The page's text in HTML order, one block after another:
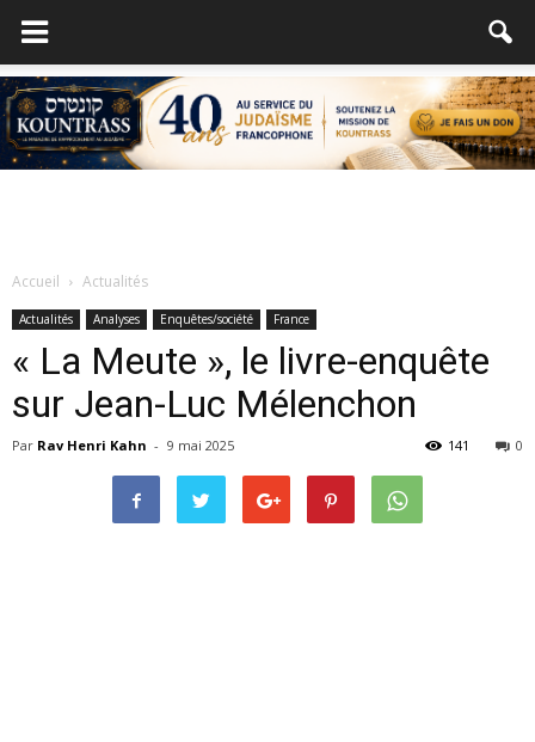
Accueil Actualités
Actualités Analyses Enquêtes/société France
« La Meute », le livre-enquête
sur Jean-Luc Mélenchon
Par Rav Henri Kahn - 9 mai 2025 0
141